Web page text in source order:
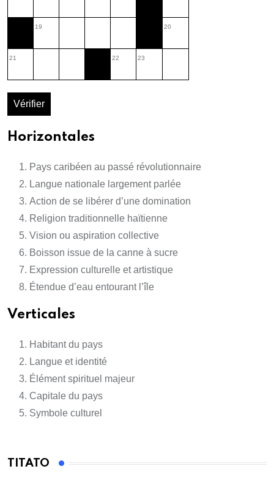
19 20
21 22 23
Vérifier
Horizontales
Pays caribéen au passé révolutionnaire
Langue nationale largement parlée
Action de se libérer d’une domination
Religion traditionnelle haïtienne
Vision ou aspiration collective
Boisson issue de la canne à sucre
Expression culturelle et artistique
Étendue d’eau entourant l’île
Verticales
Habitant du pays
Langue et identité
Élément spirituel majeur
Capitale du pays
Symbole culturel
TITATO